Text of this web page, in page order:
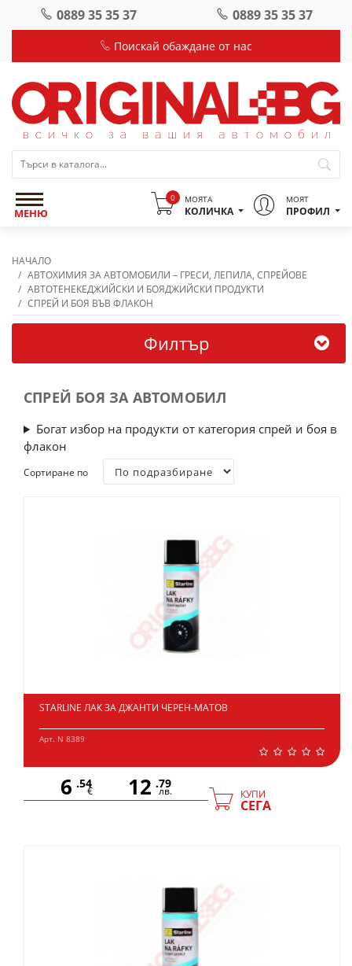
0889 35 35 37 0889 35 35 37
Поискай обаждане от нас
МЕНЮ
0 МОЯТА
КОЛИЧКА
МОЯТ
ПРОФИЛ
НАЧАЛО
АВТОХИМИЯ ЗА АВТОМОБИЛИ – ГРЕСИ, ЛЕПИЛА, СПРЕЙОВЕ
АВТОТЕНЕКЕДЖИЙСКИ И БОЯДЖИЙСКИ ПРОДУКТИ
СПРЕЙ И БОЯ ВЪВ ФЛАКОН
Филтър
СПРЕЙ БОЯ ЗА АВТОМОБИЛ
Богат избор на продукти от категория спрей и боя в
флакон
Сортиране по
STARLINE ЛАК ЗА ДЖАНТИ ЧЕРЕН-МАТОВ
Арт. N 8389
6 .54
€ 12 .79
лв. КУПИ
СЕГА